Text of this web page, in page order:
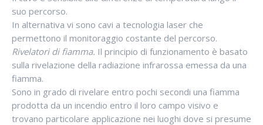
suo percorso.
In alternativa vi sono cavi a tecnologia laser che
permettono il monitoraggio costante del percorso.
Rivelatori di fiamma. Il principio di funzionamento è basato
sulla rivelazione della radiazione infrarossa emessa da una
fiamma.
Sono in grado di rivelare entro pochi secondi una fiamma
prodotta da un incendio entro il loro campo visivo e
trovano particolare applicazione nei luoghi dove si presume